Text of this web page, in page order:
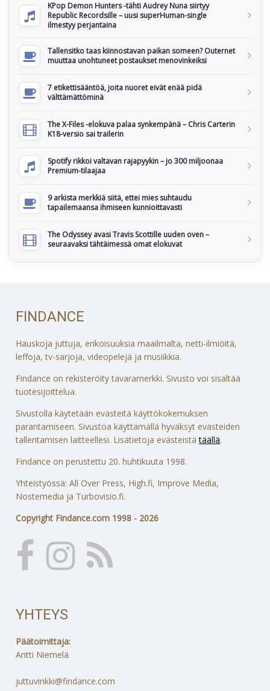
KPop Demon Hunters -tähti Audrey Nuna siirtyy
Republic Recordsille – uusi superHuman-single
ilmestyy perjantaina
Tallensitko taas kiinnostavan paikan someen? Outernet
muuttaa unohtuneet postaukset menovinkeiksi
7 etikettisääntöä, joita nuoret eivät enää pidä
välttämättöminä
The X-Files -elokuva palaa synkempänä – Chris Carterin
K18-versio sai trailerin
Spotify rikkoi valtavan rajapyykin – jo 300 miljoonaa
Premium-tilaajaa
9 arkista merkkiä siitä, ettei mies suhtaudu
tapailemaansa ihmiseen kunnioittavasti
The Odyssey avasi Travis Scottille uuden oven –
seuraavaksi tähtäimessä omat elokuvat
FINDANCE
Hauskoja juttuja, erikoisuuksia maailmalta, netti-ilmiöitä,
leffoja, tv-sarjoja, videopelejä ja musiikkia.
Findance on rekisteröity tavaramerkki. Sivusto voi sisältää
tuotesijoittelua.
Sivustolla käytetään evästeitä käyttökokemuksen
parantamiseen. Sivustoa käyttämällä hyväksyt evästeiden
tallentamisen laitteellesi. Lisätietoja evästeistätäällä.
Findance on perustettu 20. huhtikuuta 1998.
Yhteistyössä: All Over Press, High.fi, Improve Media,
Nostemedia ja Turbovisio.fi.
Copyright Findance.com 1998 - 2026
YHTEYS
Päätoimittaja:
Antti Niemelä
juttuvinkki@findance.com